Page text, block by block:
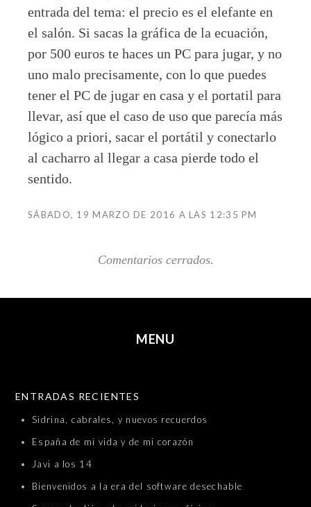
entrada del tema: el precio es el elefante en
el salón. Si sacas la gráfica de la ecuación,
por 500 euros te haces un PC para jugar, y no
uno malo precisamente, con lo que puedes
tener el PC de jugar en casa y el portatil para
llevar, así que el caso de uso que parecía más
lógico a priori, sacar el portátil y conectarlo
al cacharro al llegar a casa pierde todo el
sentido.
SÁBADO, 19 MARZO DE 2016 A LAS 12:35 PM
Comentarios cerrados.
MENU
ENTRADAS RECIENTES
Sidrina, cabrales, y nuevos recuerdos
España de mi vida y de mi corazón
Javi a los 14
Bienvenidos a la era del software desechable